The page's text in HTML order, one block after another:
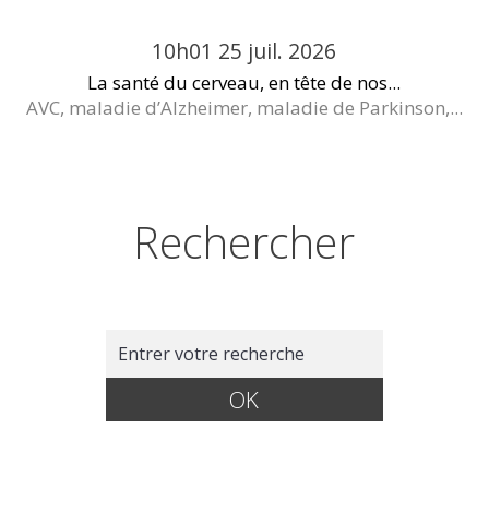
10h01 25 juil. 2026
La santé du cerveau, en tête de nos...
AVC, maladie d’Alzheimer, maladie de Parkinson,...
Rechercher